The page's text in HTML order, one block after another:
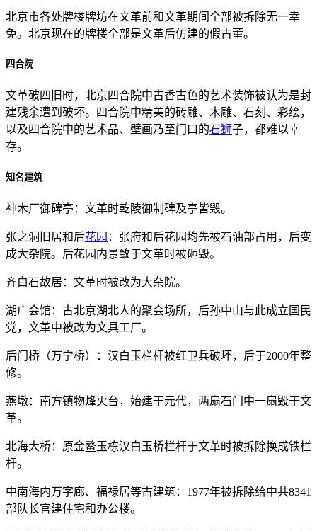
北京市各处牌楼牌坊在文革前和文革期间全部被拆除无一幸
免。北京现在的牌楼全部是文革后仿建的假古董。
四合院
文革破四旧时，北京四合院中古香古色的艺术装饰被认为是封
建残余遭到破坏。四合院中精美的砖雕、木雕、石刻、彩绘，
以及四合院中的艺术品、壁画乃至门口的石狮子，都难以幸
存。
知名建筑
神木厂御碑亭：文革时乾陵御制碑及亭皆毁。
张之洞旧居和后花园 ：张府和后花园均先被石油部占用，后变
成大杂院。后花园内景致于文革时被砸毁。
齐白石故居：文革时被改为大杂院。
湖广会馆：古北京湖北人的聚会场所，后孙中山与此成立国民
党，文革中被改为文具工厂。
后门桥（万宁桥）：汉白玉栏杆被红卫兵破坏，后于2000年整
修。
燕墩：南方镇物烽火台，始建于元代，两扇石门中一扇毁于文
革。
北海大桥：原金鳌玉栋汉白玉桥栏杆于文革时被拆除换成铁栏
杆。
中南海内万字廊、福禄居等古建筑：1977年被拆除给中共8341
部队长官建住宅和办公楼。